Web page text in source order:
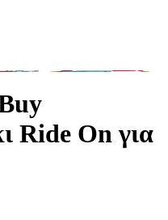
Ride On για